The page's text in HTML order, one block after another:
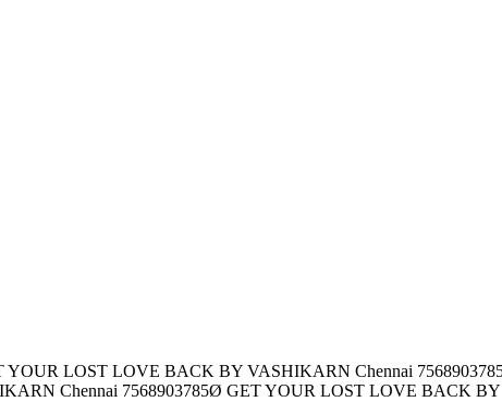
LOST LOVE BACK BY VASHIKARN Chennai
Chennai 7568903785Ø GET YOUR LOST LOVE BACK